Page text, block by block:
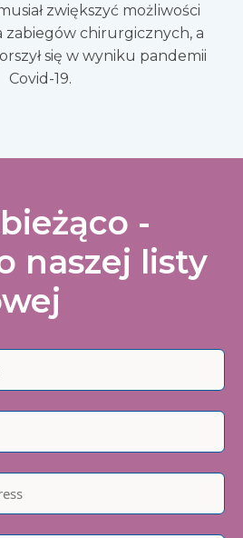
zwiększyć możliwości
zabiegów chirurgicznych, a
się w wyniku pandemii
Covid-19.
-
naszej listy